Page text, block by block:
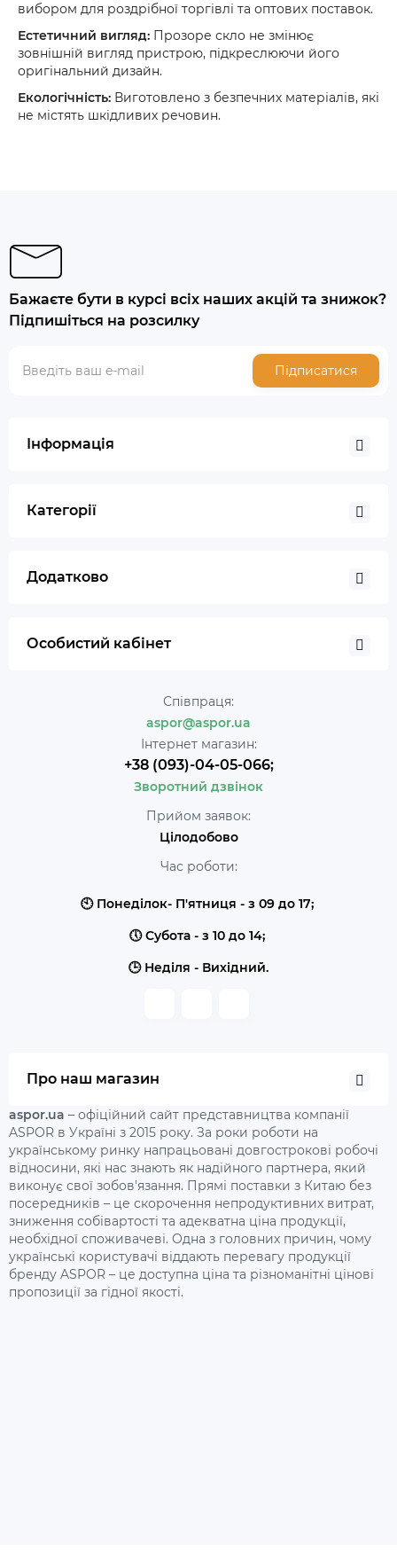
вибором для роздрібної торгівлі та оптових поставок.
Естетичний вигляд: Прозоре скло не змінює
зовнішній вигляд пристрою, підкреслюючи його
оригінальний дизайн.
Екологічність: Виготовлено з безпечних матеріалів, які
не містять шкідливих речовин.
Бажаєте бути в курсі всіх наших акцій та знижок?
Підпишіться на розсилку
Підписатися
Інформація
Категорії
Додатково
Особистий кабінет
Співпраця:
aspor@aspor.ua
Інтернет магазин:
+38 (093)-04-05-066;
Зворотний дзвінок
Прийом заявок:
Цілодобово
Час роботи:
🕙 Понеділок- П'ятниця - з 09 до 17;
🕔 Субота - з 10 до 14;
🕒 Неділя - Вихідний.
Про наш магазин
aspor.ua – офіційний сайт представництва компанії
ASPOR в Україні з 2015 року. За роки роботи на
українському ринку напрацьовані довгострокові робочі
відносини, які нас знають як надійного партнера, який
виконує свої зобов'язання. Прямі поставки з Китаю без
посередників – це скорочення непродуктивних витрат,
зниження собівартості та адекватна ціна продукції,
необхідної споживачеві. Одна з головних причин, чому
українські користувачі віддають перевагу продукції
бренду ASPOR – це доступна ціна та різноманітні цінові
пропозиції за гідної якості.